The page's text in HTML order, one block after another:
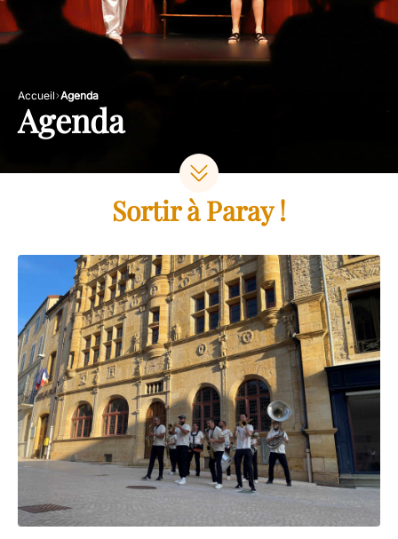
Accueil Agenda
Agenda
Sortir à Paray !